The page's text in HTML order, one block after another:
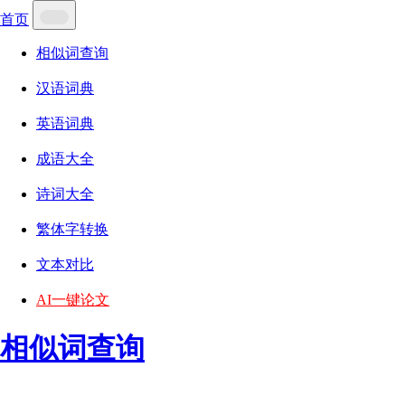
首页
相似词查询
汉语词典
英语词典
成语大全
诗词大全
繁体字转换
文本对比
AI一键论文
相似词查询